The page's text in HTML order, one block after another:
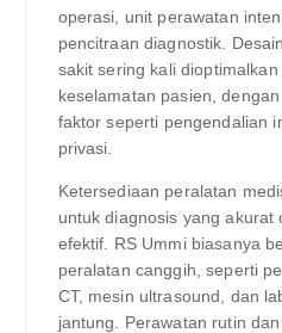
operasi, unit perawatan
pencitraan diagnostik.
sakit sering kali
keselamatan pasien,
faktor seperti pengendalian
privasi.
Ketersediaan peralatan
untuk diagnosis yang akurat
efektif. RS Ummi biasanya
peralatan canggih, seperti
CT, mesin ultrasound, dan
jantung. Perawatan rutin